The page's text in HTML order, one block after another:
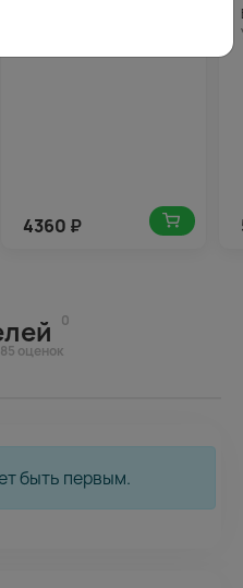
4360 ₽
0
оценок
быть первым.